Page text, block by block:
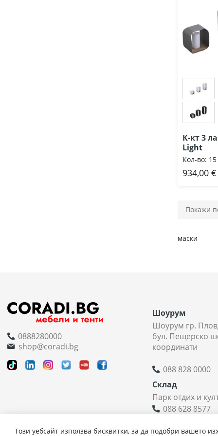
К-кт 3
Light
Кол-во: 15
934,00
маски
0888280000
shop@coradi.bg
Шоурум
Шоурум гр.
бул. Пещерско
координати
088 828 0000
Склад
Парк отдих и
088 628 8577
Този уебсайт използва бисквитки, за да подобри вашето